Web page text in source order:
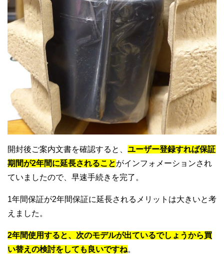
開封後ご案内文書を確認すると、 ユーザー登録すれば保証
期間が2年間に延長されることがインフォメーションされ
ていましたので、早速手続きを完了。
1年間保証が2年間保証に延長されるメリットは大きいと考
えました。
2年間使用すると、次のモデルが出ているでしょうから買
い替えの検討をしても良いですね。